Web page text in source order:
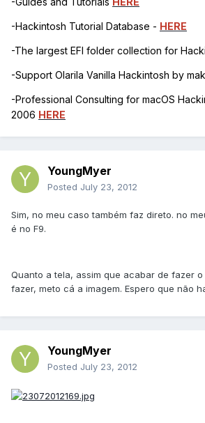
-Hackintosh Tutorial Database - HERE
-The largest EFI folder collection for
-Support Olarila Vanilla Hackintosh by
-Professional Consulting for macOS
2006 HERE
YoungMyer
Posted July 23, 2012
Sim, no meu caso também faz direto. no
é no F9.
Quanto a tela, assim que acabar de fazer
fazer, meto cá a imagem. Espero que não
YoungMyer
Posted July 23, 2012